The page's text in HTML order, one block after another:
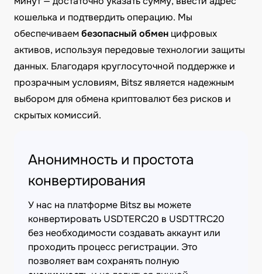
кошелька и подтвердить операцию. Мы
обеспечиваембезопасный обмен цифровых
активов, используя передовые технологии защиты
данных. Благодаря круглосуточной поддержке и
прозрачным условиям, Bitsz является надежным
выбором для обмена криптовалют без рисков и
скрытых комиссий.
Анонимность и простота
конвертирования
У нас на платформе Bitsz вы можете
конвертировать USDTERC20 в USDTTRC20
без необходимости создавать аккаунт или
проходить процесс регистрации. Это
позволяет вам сохранять полную